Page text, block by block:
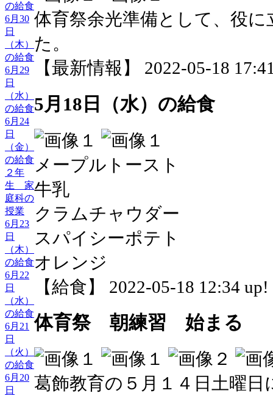
の給食
6月30
日
（木）
の給食
6月29
日
（水）
の給食
6月24
日
（金）
の給食
２年
生 家
庭科の
授業
6月23
日
（木）
の給食
6月22
日
（水）
の給食
6月21
日
（火）
の給食
6月20
日
体育祭余光準備として、役
た。
【最新情報】 2022-05-18
5月18日（水）の給食
メープルトースト
牛乳
クラムチャウダー
スパイシーポテト
オレンジ
【給食】 2022-05-18 12:34 up!
体育祭 朝練習 始まる
葛飾教育の５月１４日土曜